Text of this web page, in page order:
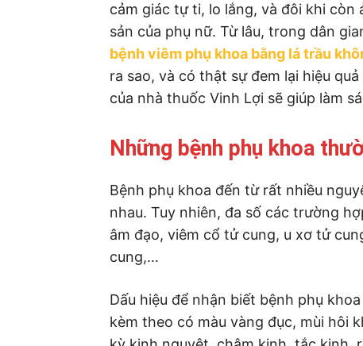
cảm giác tự ti, lo lắng, và đôi khi còn
sản của phụ nữ. Từ lâu, trong dân
bệnh viêm phụ khoa bằng lá trầu
ra sao, và có thật sự đem lại hiệu
của nhà thuốc Vinh Lợi sẽ giúp làm
Những bệnh phụ khoa
Bệnh phụ khoa đến từ rất nhiều
nhau. Tuy nhiên, đa số các trường
âm đạo, viêm cổ tử cung, u xơ tử
cung,…
Dấu hiệu để nhận biết bệnh phụ
kèm theo có màu vàng đục, mùi hôi